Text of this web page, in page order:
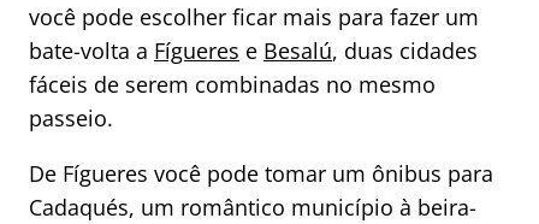
você pode escolher ficar mais para fazer um
bate-volta a Fígueres e Besalú, duas cidades
fáceis de serem combinadas no mesmo
passeio.
De Fígueres você pode tomar um ônibus para
Cadaqués, um romântico município à beira-